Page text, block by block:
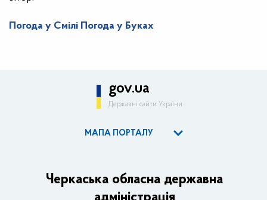
Погода у Смілі Погода у Буках
gov.ua
Державні сайти України
МАПА ПОРТАЛУ
Керівництво адміністрації
Основні завдання та нормативно-правові засади
Черкаська обласна державна